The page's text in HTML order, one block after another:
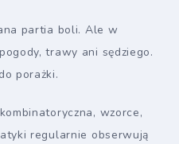
partia boli. Ale w
trawy ani sędziego.
porażki.
wzorce,
regularnie obserwują